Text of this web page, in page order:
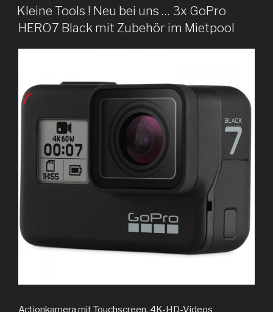
AM
Kleine Tools ! Neu bei uns … 3x GoPro
HERO7 Black mit Zubehör im Mietpool
Actionkamera mit Touchscreen, 4K-HD-Videos